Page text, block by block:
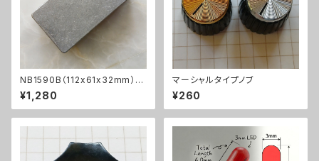
NB1590B（112x61x32mm）ア
ルミダイキャストケース
¥1,280
マーシャルタイプノブ
¥260